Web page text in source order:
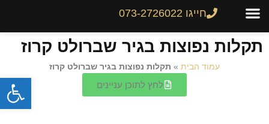
חייגו 073-2726022
תקלות נפוצות בגיר שברולט קרוז
עמוד הבית » תקלות נפוצות בגיר שברולט קרוז
לחץ לתוכן עניינים